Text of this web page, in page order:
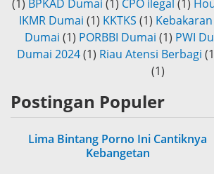
(1) BPKAD Dumai (1) CPO ilegal (1)
IKMR Dumai (1) KKTKS (1)
Dumai (1) PORBBI Dumai (1) PWI
Dumai 2024(1) Riau Atensi Berbagi
(1)
Postingan Populer
Lima Bintang Porno Ini Cantiknya
Kebangetan